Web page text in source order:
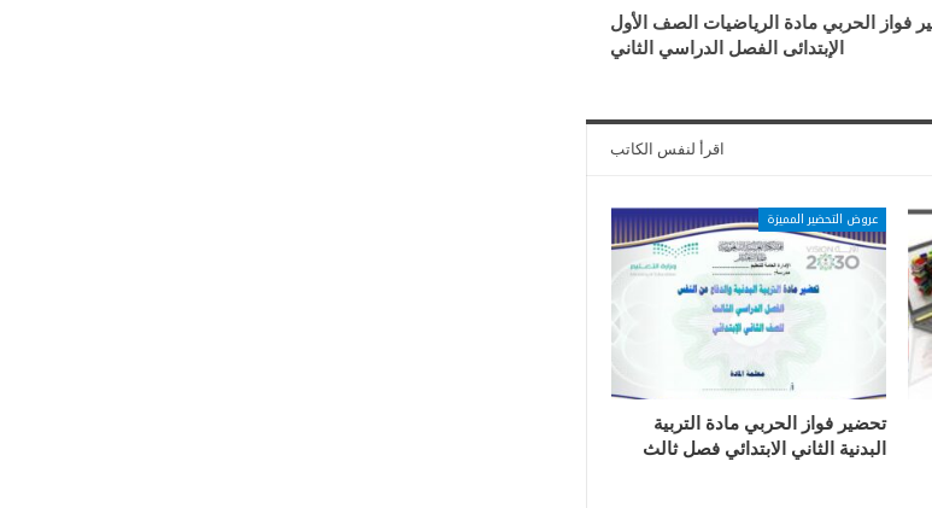
فواز الحربي مادة الرياضيات الصف الأول
الإبتدائى الفصل الدراسي الثاني
اقرأ لنفس الكاتب
عروض التحضير المميزة
تحضير فواز الحربي مادة التربية
البدنية الثاني الابتدائي فصل ثالث